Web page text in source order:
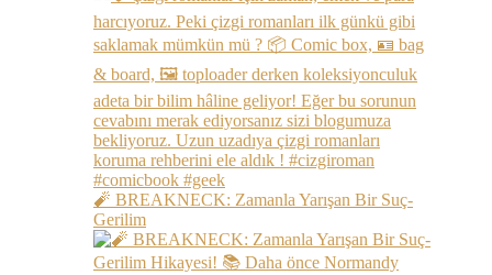
🧨 BREAKNECK: Zamanla Yarışan Bir Suç-
Gerilim